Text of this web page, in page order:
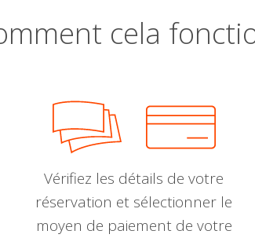
cela
Vérifiez les détails de votre
réservation et sélectionner le
moyen de paiement de votre